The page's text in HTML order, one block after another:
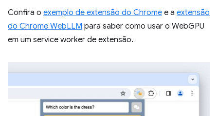
Confira o exemplo de extensão do Chrome e a extensão
do Chrome WebLLM para saber como usar o WebGPU
em um service worker de extensão.